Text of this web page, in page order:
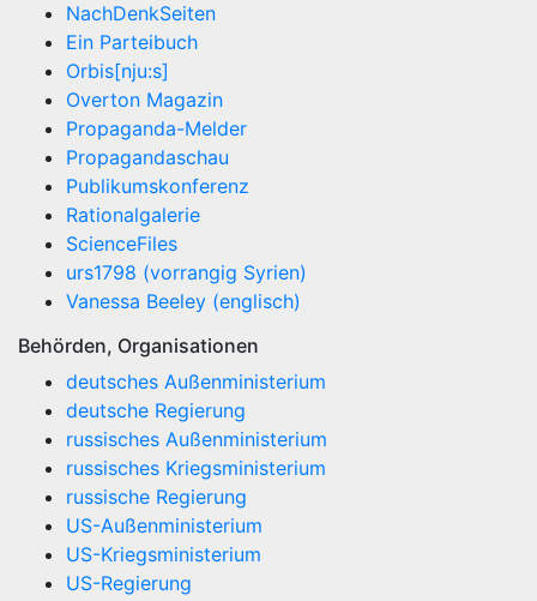
NachDenkSeiten
Ein Parteibuch
Orbis[nju:s]
Overton Magazin
Propaganda-Melder
Propagandaschau
Publikumskonferenz
Rationalgalerie
ScienceFiles
urs1798 (vorrangig Syrien)
Vanessa Beeley (englisch)
Behörden, Organisationen
deutsches Außenministerium
deutsche Regierung
russisches Außenministerium
russisches Kriegsministerium
russische Regierung
US-Außenministerium
US-Kriegsministerium
US-Regierung